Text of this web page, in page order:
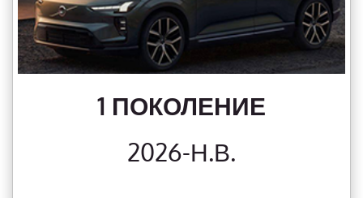
1 ПОКОЛЕНИЕ
2026-Н.В.